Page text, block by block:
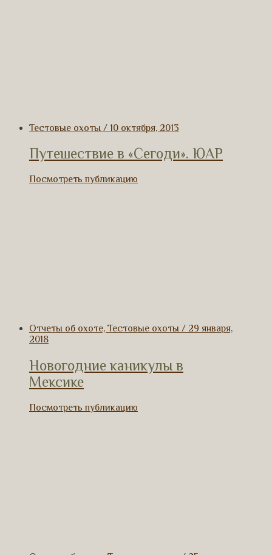
Тестовые охоты / 10 октября, 2013
Путешествие в «Сегоди». ЮАР
Посмотреть публикацию
Отчеты об охоте, Тестовые охоты / 29 января,
2018
Новогодние каникулы в
Мексике
Посмотреть публикацию